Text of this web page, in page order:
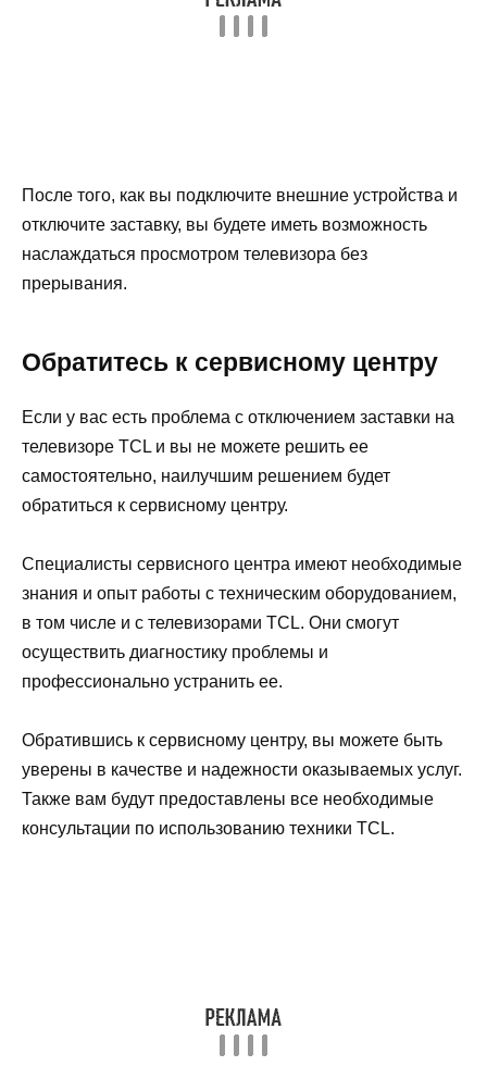
После того, как вы подключите внешние устройства и
отключите заставку, вы будете иметь возможность
наслаждаться просмотром телевизора без
прерывания.
Обратитесь к сервисному центру
Если у вас есть проблема с отключением заставки на
телевизоре TCL и вы не можете решить ее
самостоятельно, наилучшим решением будет
обратиться к сервисному центру.
Специалисты сервисного центра имеют необходимые
знания и опыт работы с техническим оборудованием,
в том числе и с телевизорами TCL. Они смогут
осуществить диагностику проблемы и
профессионально устранить ее.
Обратившись к сервисному центру, вы можете быть
уверены в качестве и надежности оказываемых услуг.
Также вам будут предоставлены все необходимые
консультации по использованию техники TCL.